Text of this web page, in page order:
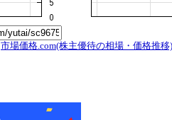
市場価格.com(株主優待の相場・価格推移)